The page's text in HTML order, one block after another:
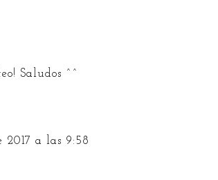
Saludos ^^
a las 9:58